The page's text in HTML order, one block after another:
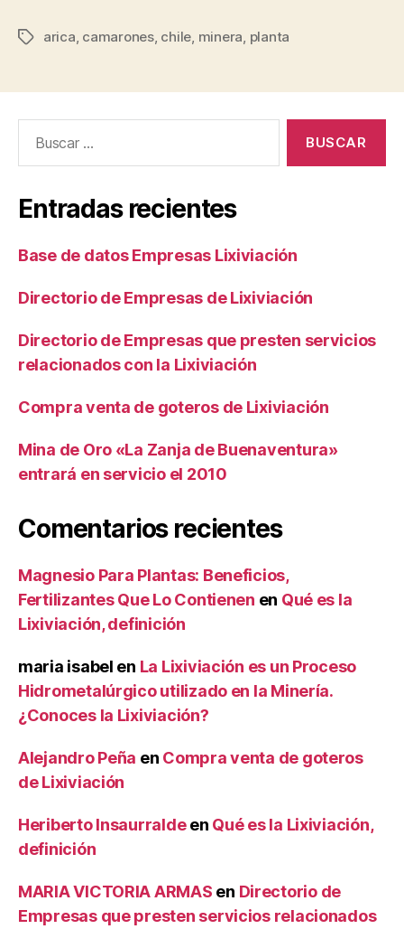
Etiquetas
arica camarones, chile minera planta
Entradas recientes
Base de datos Empresas Lixiviación
Directorio de Empresas de Lixiviación
Directorio de Empresas que presten servicios
relacionados con la Lixiviación
Compra venta de goteros de Lixiviación
Mina de Oro «La Zanja de Buenaventura»
entrará en servicio el 2010
Comentarios recientes
Magnesio Para Plantas: Beneficios,
Fertilizantes Que Lo Contienen en Qué es la
Lixiviación, definición
maria isabel en La Lixiviación es un Proceso
Hidrometalúrgico utilizado en la Minería.
¿Conoces la Lixiviación?
Alejandro Peña en Compra venta de goteros
de Lixiviación
Heriberto Insaurraldeen Qué es la Lixiviación,
definición
MARIA VICTORIA ARMAS en Directorio de
Empresas que presten servicios relacionados